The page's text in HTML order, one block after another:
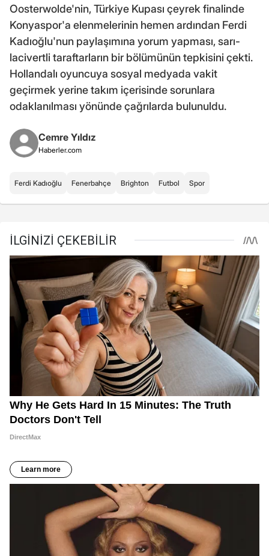
Oosterwolde'nin, Türkiye Kupası çeyrek finalinde
Konyaspor'a elenmelerinin hemen ardından Ferdi
Kadıoğlu'nun paylaşımına yorum yapması, sarı-
lacivertli taraftarların bir bölümünün tepkisini çekti.
Hollandalı oyuncuya sosyal medyada vakit
geçirmek yerine takım içerisinde sorunlara
odaklanılması yönünde çağrılarda bulunuldu.
Cemre Yıldız
Haberler.com
Ferdi Kadıoğlu Fenerbahçe Brighton Futbol Spor